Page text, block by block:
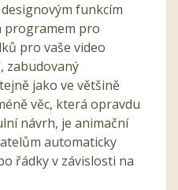
funkcím
programem pro
pro vaše video
zabudovaný
jako ve většině
věc, která opravdu
návrh, je animační
automaticky
řádky v závislosti na